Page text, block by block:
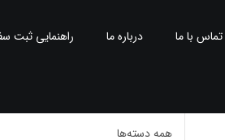
تماس با ما درباره ما
راهنمایی ثبت